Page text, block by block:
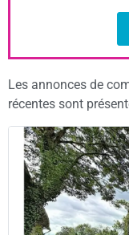
Les annonces de
récentes sont